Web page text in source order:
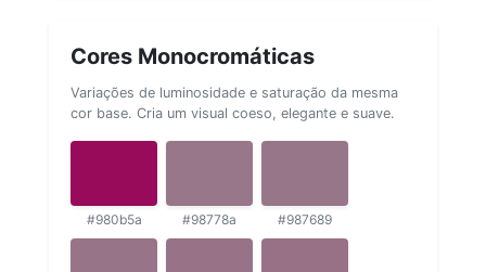
Cores Monocromáticas
Variações de luminosidade e saturação da mesma
cor base. Cria um visual coeso, elegante e suave.
#980b5a #98778a #987689